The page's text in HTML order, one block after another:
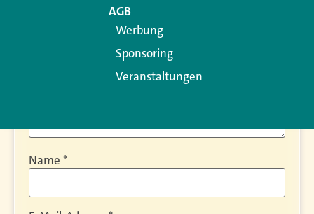
Name *
AGB
Werbung
Sponsoring
Veranstaltungen